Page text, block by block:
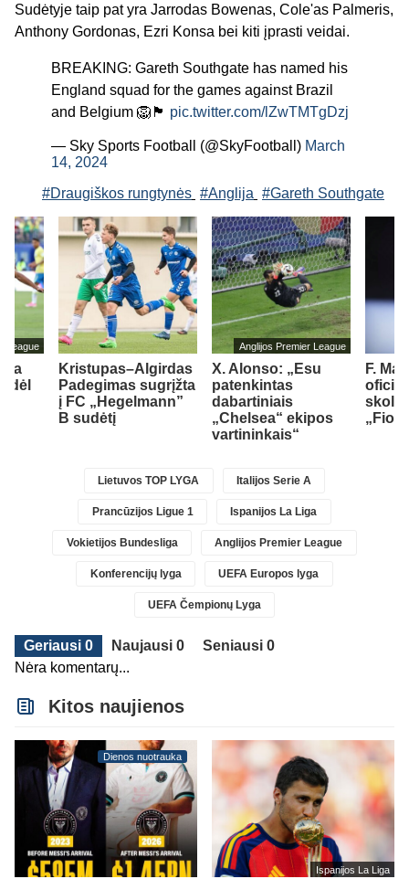
Sudėtyje taip pat yra Jarrodas Bowenas, Cole'as Palmeris,
Anthony Gordonas, Ezri Konsa bei kiti įprasti veidai.
BREAKING: Gareth Southgate has named his
England squad for the games against Brazil
and Belgium 🦁🏴󠁧󠁢󠁥󠁮󠁧󠁿 pic.twitter.com/lZwTMTgDzj
— Sky Sports Football (@SkyFootball) March
14, 2024
#Draugiškos rungtynės #Anglija #Gareth Southgate
League
dėl
Kristupas–Algirdas
Padegimas sugrįžta
į FC „Hegelmann”
B sudėtį
Anglijos Premier League
X. Alonso: „Esu
patenkintas
dabartiniais
„Chelsea“ ekipos
vartininkais“
F.
Lietuvos TOP LYGA Italijos Serie A
Prancūzijos Ligue 1 Ispanijos La Liga
Vokietijos Bundesliga Anglijos Premier League
Konferencijų lyga UEFA Europos lyga
UEFA Čempionų Lyga
Geriausi 0 Naujausi 0
Seniausi 0
Nėra komentarų...
Kitos naujienos
Dienos nuotrauka
Ispanijos La Liga